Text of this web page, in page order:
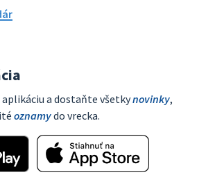
a dostaňte všetkynovinky,
oznamydo vrecka.